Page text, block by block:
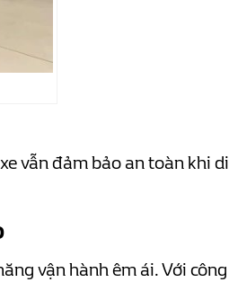
vẫn đảm bảo an toàn khi di
vận hành êm ái. Với công